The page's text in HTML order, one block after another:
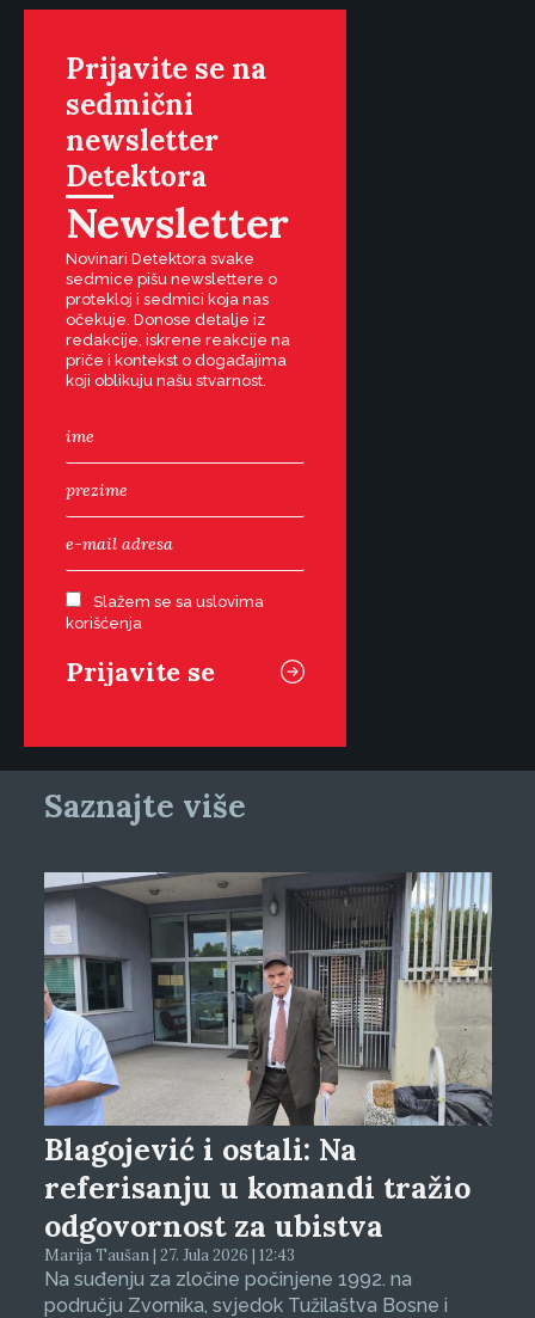
Prijavite se na
sedmični
newsletter
Detektora
Newsletter
Novinari Detektora svake
sedmice pišu newslettere o
protekloj i sedmici koja nas
očekuje. Donose detalje iz
redakcije, iskrene reakcije na
priče i kontekst o događajima
koji oblikuju našu stvarnost.
Slažem se sa uslovima
korišćenja
Saznajte više
Blagojević i ostali: Na
referisanju u komandi tražio
odgovornost za ubistva
Marija Taušan | 27. Jula 2026 | 12:43
Na suđenju za zločine počinjene 1992. na
području Zvornika, svjedok Tužilaštva Bosne i